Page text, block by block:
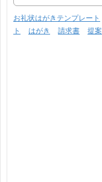
お礼状はがきテンプレート
ト
はがき 請求書 提案